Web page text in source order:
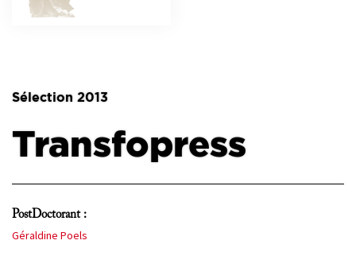
ASSOCIATION DES JEUNES CHERCHEURS EN SCIENCES DU PATRIMOINE – AFJ2CSP
EQUIPEX + ESPADON
MÉCÉNAT
Sélection 2013
Transfopress
PostDoctorant :
Géraldine Poels